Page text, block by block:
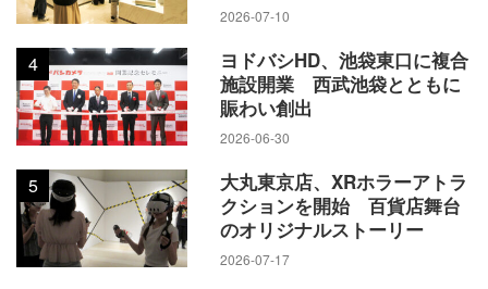
2026-07-10
4
ヨドバシHD、池袋東口に複合
施設開業 西武池袋とともに
賑わい創出
2026-06-30
5
大丸東京店、XRホラーアトラ
クションを開始 百貨店舞台
のオリジナルストーリー
2026-07-17